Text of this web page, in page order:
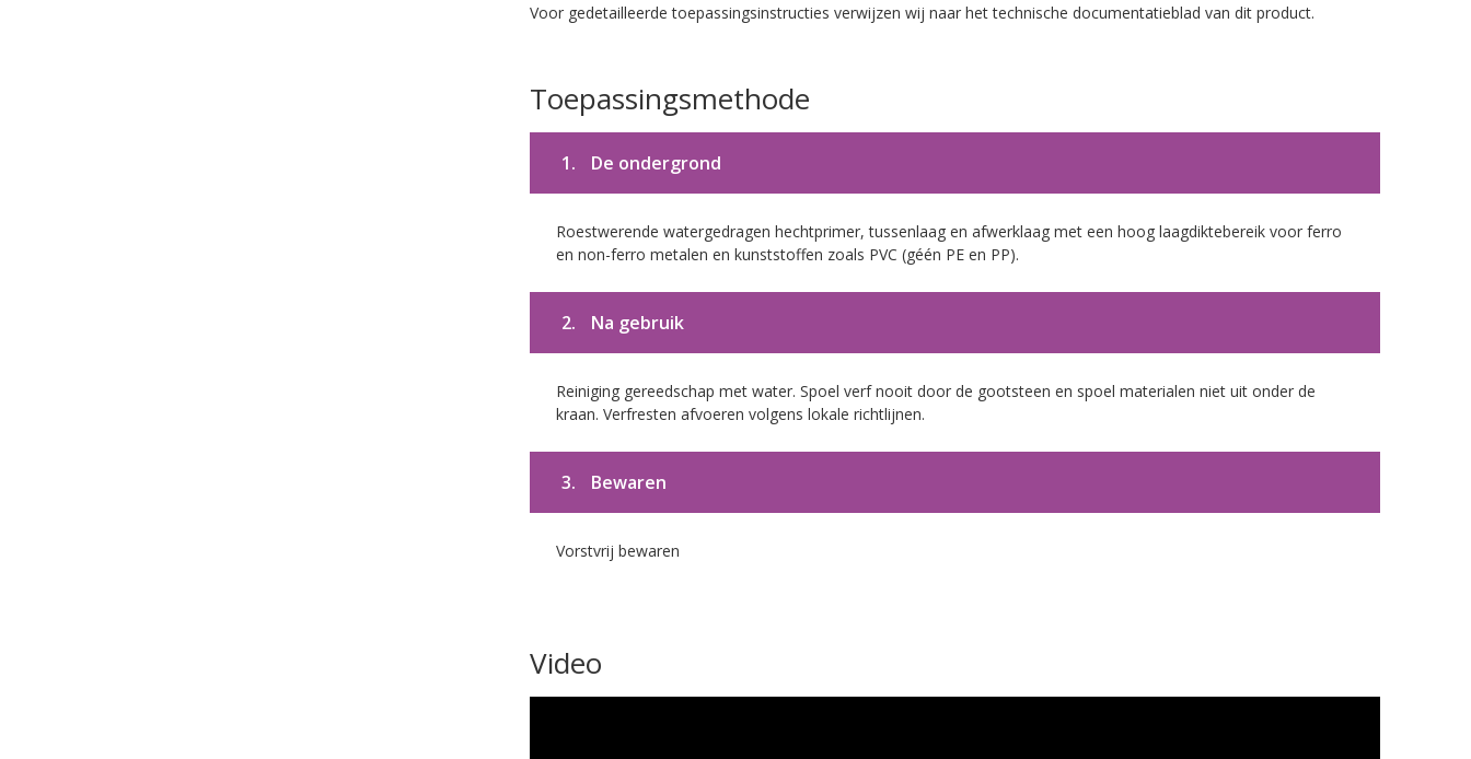
Voor gedetailleerde toepassingsinstructies verwijzen wij naar het technische documentatieblad van dit product.
Toepassingsmethode
1. De ondergrond
Roestwerende watergedragen hechtprimer, tussenlaag en afwerklaag met een hoog laagdiktebereik voor ferro
en non-ferro metalen en kunststoffen zoals PVC (géén PE en PP).
2. Na gebruik
Reiniging gereedschap met water. Spoel verf nooit door de gootsteen en spoel materialen niet uit onder de
kraan. Verfresten afvoeren volgens lokale richtlijnen.
3. Bewaren
Vorstvrij bewaren
Video